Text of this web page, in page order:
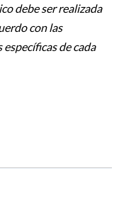
debe ser realizada
con las
de cada